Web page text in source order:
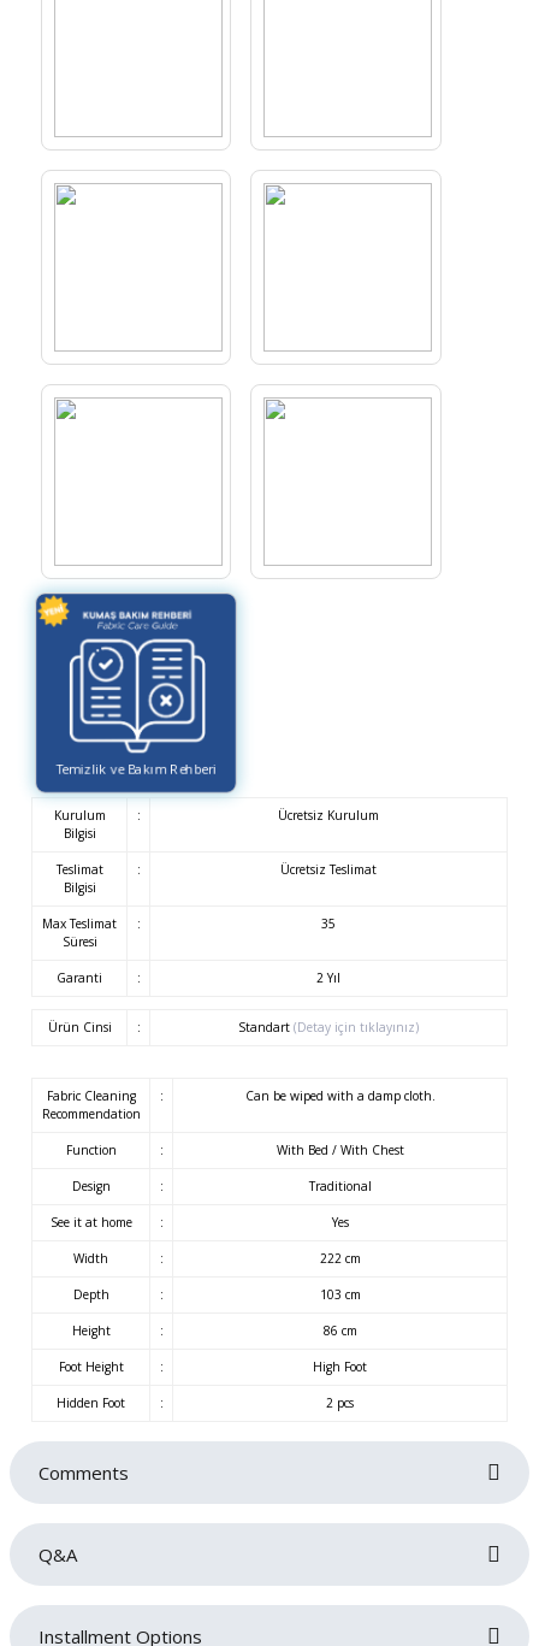
Temizlik ve Bakım Rehberi
Kurulum
Bilgisi
: Ücretsiz Kurulum
Teslimat
Bilgisi
: Ücretsiz Teslimat
Max Teslimat
Süresi
: 35
Garanti : 2 Yıl
Ürün Cinsi : Standart (Detay için tıklayınız)
Fabric Cleaning
Recommendation
: Can be wiped with a damp cloth.
Function : With Bed / With Chest
Design : Traditional
See it at home : Yes
Width : 222 cm
Depth : 103 cm
Height : 86 cm
Foot Height : High Foot
Hidden Foot : 2 pcs
Comments
Q&A
Installment Options